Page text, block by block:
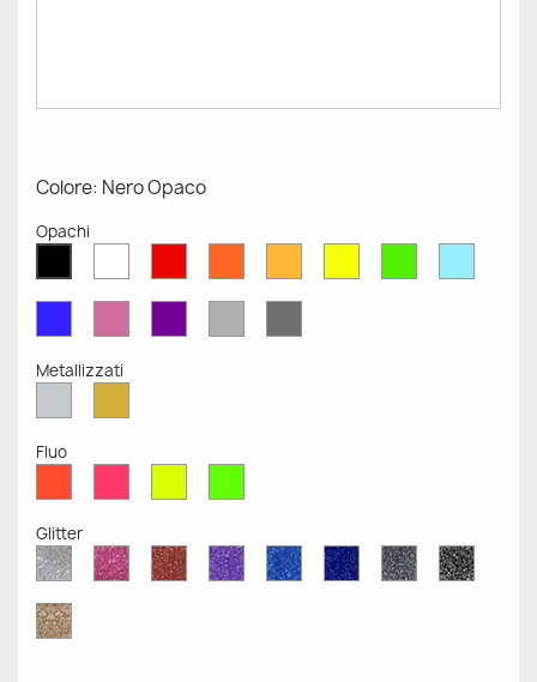
Colore: Nero Opaco
Opachi
Opaco OpacoOpacoOpacoOpacoOpacoOpacoOpaco
OpacoOpacoOpacoChiaroScuro
Metallizzati
MetallizzatoMetallizzato
Fluo
Fluo
Fluo
Fluo
Fluo
Glitter
Diamante
Glitter
Rosa
Glitter
Rosso
Glitter
Viola
Glitter
Blu
Zaffiro
Blu
Cobalto
Grigio
Glitter
Nero
Glitter
Oro
Glitter